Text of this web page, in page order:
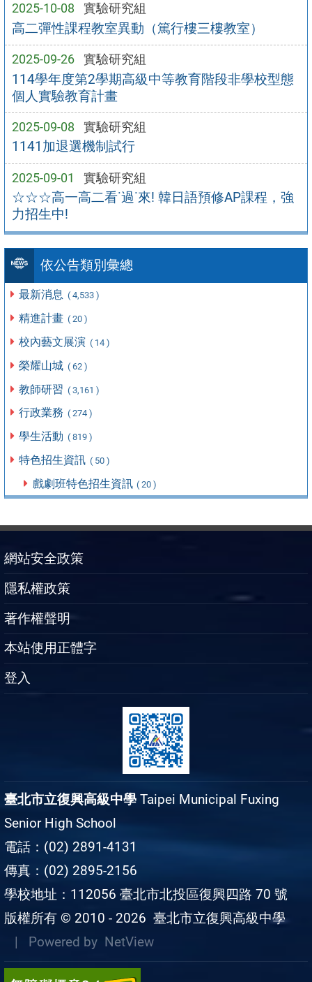
2025-10-08 實驗研究組
高二彈性課程教室異動（篤行樓三樓教室）
2025-09-26 實驗研究組
114學年度第2學期高級中等教育階段非學校型態
個人實驗教育計畫
2025-09-08 實驗研究組
1141加退選機制試行
2025-09-01 實驗研究組
☆☆☆高一高二看˙過˙來! 韓日語預修AP課程，強
力招生中!
依公告類別彙總
最新消息 ( 4,533 )
精進計畫 ( 20 )
校內藝文展演 ( 14 )
榮耀山城 ( 62 )
教師研習 ( 3,161 )
行政業務 ( 274 )
學生活動 ( 819 )
特色招生資訊 ( 50 )
戲劇班特色招生資訊 ( 20 )
網站安全政策
隱私權政策
著作權聲明
本站使用正體字
登入
臺北市立復興高級中學 Taipei Municipal Fuxing
Senior High School
電話：(02) 2891-4131
傳真：(02) 2895-2156
學校地址：112056 臺北市北投區復興四路 70 號
版權所有 © 2010 - 2026 臺北市立復興高級中學
| Powered by NetView